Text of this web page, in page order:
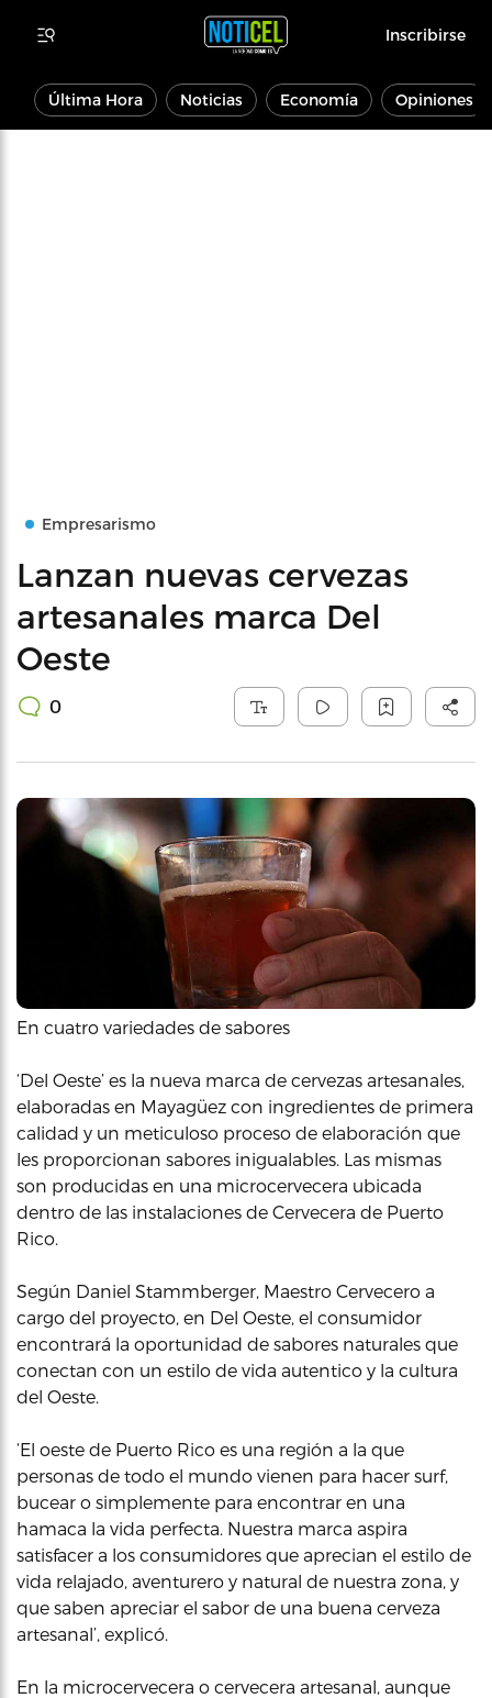
Inscribirse
Última Hora Noticias Economía Opiniones
Empresarismo
Lanzan nuevas cervezas
artesanales marca Del
Oeste
0
En cuatro variedades de sabores
‘Del Oeste’ es la nueva marca de cervezas artesanales,
elaboradas en Mayagüez con ingredientes de primera
calidad y un meticuloso proceso de elaboración que
les proporcionan sabores inigualables. Las mismas
son producidas en una microcervecera ubicada
dentro de las instalaciones de Cervecera de Puerto
Rico.
Según Daniel Stammberger, Maestro Cervecero a
cargo del proyecto, en Del Oeste, el consumidor
encontrará la oportunidad de sabores naturales que
conectan con un estilo de vida autentico y la cultura
del Oeste.
‘El oeste de Puerto Rico es una región a la que
personas de todo el mundo vienen para hacer surf,
bucear o simplemente para encontrar en una
hamaca la vida perfecta. Nuestra marca aspira
satisfacer a los consumidores que aprecian el estilo de
vida relajado, aventurero y natural de nuestra zona, y
que saben apreciar el sabor de una buena cerveza
artesanal’, explicó.
En la microcervecera o cervecera artesanal, aunque